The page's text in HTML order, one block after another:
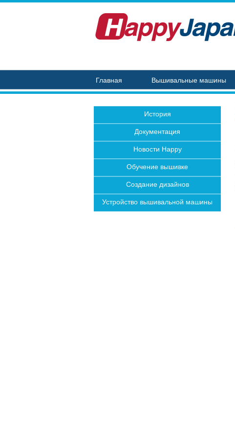
Главная Вышивальные машины
История
Документация
Новости Happy
Обучение вышивке
Создание дизайнов
Устройство вышивальной машины